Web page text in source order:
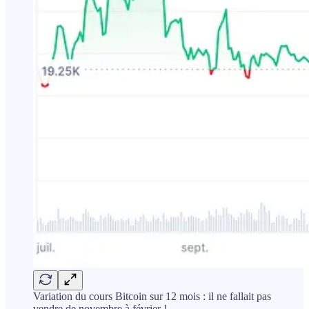
Variation du cours Bitcoin sur 12 mois : il ne fallait pas